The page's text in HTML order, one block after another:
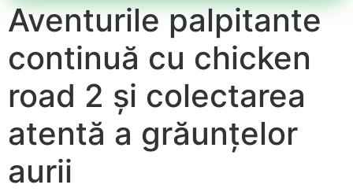
Aventurile palpitante
continuă cu chicken
road 2 și colectarea
atentă a grăunțelor
aurii